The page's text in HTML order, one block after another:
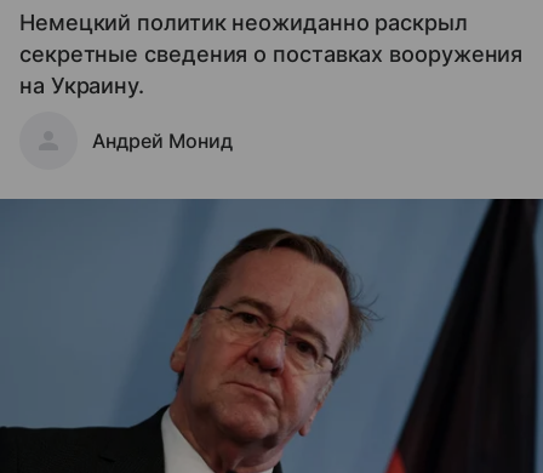
Немецкий политик неожиданно раскрыл
секретные сведения о поставках вооружения
на Украину.
Андрей Монид